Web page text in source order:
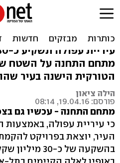
אחרי ת"א וי-ם:
התחנה גם
מתחם התחנה על השטח
הטורקית הישנה בעיר שהוקמה
הילה ציאון
פורסם: 19.04.16, 08:14
מתחם התחנה - עכשיו גם
כי עיריית עפולה,
העיר, יוצאת בפרויקט
בהשקעה של כ-